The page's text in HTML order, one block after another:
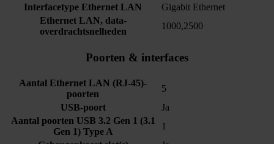
Interfacetype Ethernet LAN
Gigabit Ethernet
Ethernet LAN, data-
overdrachtsnelheden
1000,2500
Poorten & interfaces
Aantal Ethernet LAN (RJ-45)-
poorten
5
USB-poort
Ja
Aantal poorten USB 3.2 Gen 1 (3.1
Gen 1) Type A
1